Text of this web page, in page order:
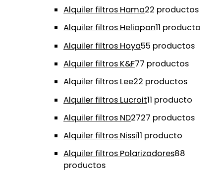
Alquiler filtros Hama22 productos
Alquiler filtros Heliopan11 producto
Alquiler filtros Hoya55 productos
Alquiler filtros K&F77 productos
Alquiler filtros Lee22 productos
Alquiler filtros Lucroit11 producto
Alquiler filtros ND2727 productos
Alquiler filtros Nissi11 producto
Alquiler filtros Polarizadores88
productos